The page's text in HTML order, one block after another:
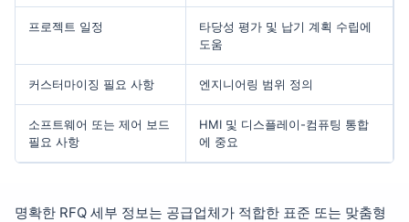
프로젝트 일정
타당성 평가 및 납기 계획 수립에
도움
커스터마이징 필요 사항 엔지니어링 범위 정의
소프트웨어 또는 제어 보드
필요 사항
HMI 및 디스플레이-컴퓨팅 통합
에 중요
명확한 RFQ 세부 정보는 공급업체가 적합한 표준 또는 맞춤형